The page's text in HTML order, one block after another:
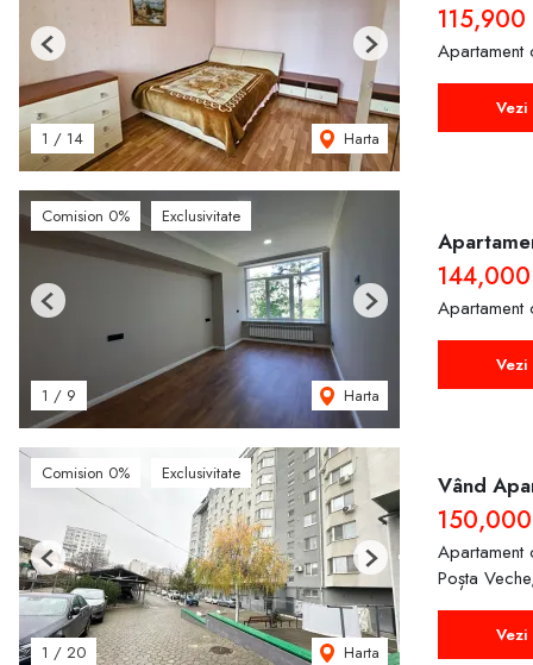
1 / 14 Harta
Previous Next
115,900
Vezi
Comision 0% Exclusivitate
1 / 9 Harta
Previous Next
Vezi
Comision 0% Exclusivitate
1 / 20 Harta
Previous Next
Vând
Poșta
Vezi